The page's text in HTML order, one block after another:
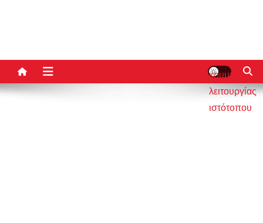
κουμπί
λειτουργίας
ιστότοπου